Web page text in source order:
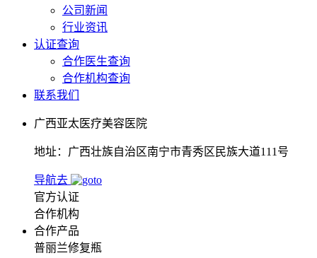
公司新闻
行业资讯
认证查询
合作医生查询
合作机构查询
联系我们
广西亚太医疗美容医院
地址：广西壮族自治区南宁市青秀区民族大道111号
导航去
官方认证
合作机构
合作产品
普丽兰修复瓶